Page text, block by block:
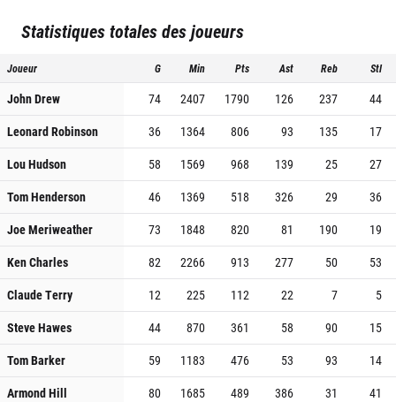
Statistiques totales des joueurs
Joueur G Min Pts Ast Reb Stl
John Drew 74 2407 1790 126 237
44
Leonard Robinson
36 1364 806 93 135
17
Lou Hudson
58 1569 968 139 25
27
Tom Henderson
46 1369 518 326 29
36
Joe Meriweather
73 1848 820 81 190
19
Ken Charles
82 2266 913 277 50
53
Claude Terry
12 225 112 22 7
5
Steve Hawes
44 870 361 58 90
15
Tom Barker
59 1183 476 53 93
14
Armond Hill
80 1685 489 386 31
41